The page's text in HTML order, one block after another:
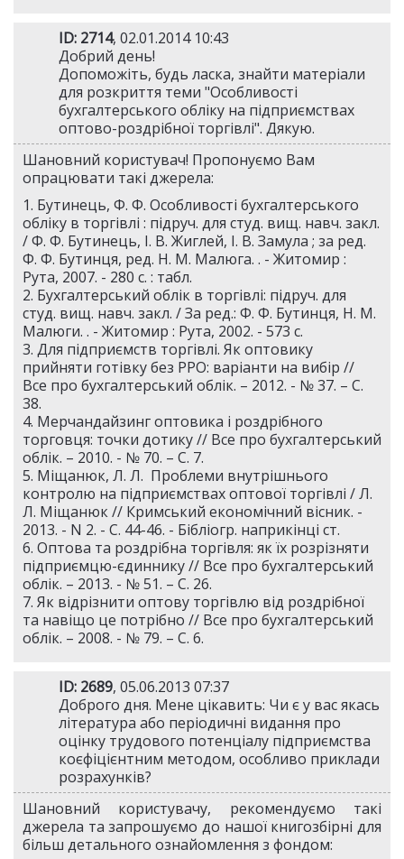
ID: 2714, 02.01.2014 10:43
Добрий день!
Допоможіть, будь ласка, знайти матеріали
для розкриття теми "Особливості
бухгалтерського обліку на підприємствах
оптово-роздрібної торгівлі". Дякую.
Шановний користувач! Пропонуємо Вам
опрацювати такі джерела:
1. Бутинець, Ф. Ф. Особливості бухгалтерського
обліку в торгівлі : підруч. для студ. вищ. навч. закл.
/ Ф. Ф. Бутинець, І. В. Жиглей, І. В. Замула ; за ред.
Ф. Ф. Бутинця, ред. Н. М. Малюга. . - Житомир :
Рута, 2007. - 280 с. : табл.
2. Бухгалтерський облік в торгівлі: підруч. для
студ. вищ. навч. закл. / За ред.: Ф. Ф. Бутинця, Н. М.
Малюги. . - Житомир : Рута, 2002. - 573 с.
3. Для підприємств торгівлі. Як оптовику
прийняти готівку без РРО: варіанти на вибір //
Все про бухгалтерський облік. – 2012. - № 37. – С.
38.
4. Мерчандайзинг оптовика і роздрібного
торговця: точки дотику // Все про бухгалтерський
облік. – 2010. - № 70. – С. 7.
5. Міщанюк, Л. Л. Проблеми внутрішнього
контролю на підприємствах оптової торгівлі / Л.
Л. Міщанюк // Кримський економічний вісник. -
2013. - N 2. - С. 44-46. - Бібліогр. наприкінці ст.
6. Оптова та роздрібна торгівля: як їх розрізняти
підприємцю-єдиннику // Все про бухгалтерський
облік. – 2013. - № 51. – С. 26.
7. Як відрізнити оптову торгівлю від роздрібної
та навіщо це потрібно // Все про бухгалтерський
облік. – 2008. - № 79. – С. 6.
ID: 2689, 05.06.2013 07:37
Доброго дня. Мене цікавить: Чи є у вас якась
література або періодичні видання про
оцінку трудового потенціалу підприємства
коєфіцієнтним методом, особливо приклади
розрахунків?
Шановний користувачу, рекомендуємо такі
джерела та запрошуємо до нашої книгозбірні для
більш детального ознайомлення з фондом: